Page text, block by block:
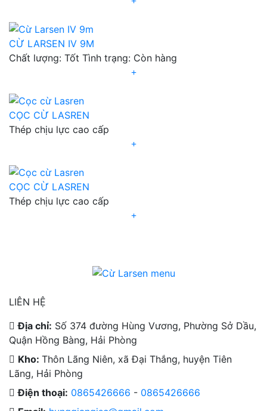
CỪ LARSEN IV 9M
Chất lượng: Tốt Tình trạng: Còn hàng
CỌC CỪ LASREN
Thép chịu lực cao cấp
CỌC CỪ LASREN
Thép chịu lực cao cấp
LIÊN HỆ
Địa chỉ: Số 374 đường Hùng Vương, Phường Sở Dầu,
Quận Hồng Bàng, Hải Phòng
Kho: Thôn Lãng Niên, xã Đại Thắng, huyện Tiên
Lãng, Hải Phòng
Điện thoại: 0865426666 - 0865426666